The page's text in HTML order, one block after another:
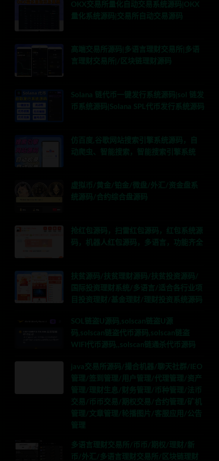
OKX交易所量化自动交易系统源码|OKX
量化系统源码|交易所自动交易源码
高端交易所源码|多语言理财交易所|多语
言理财交易所|/区块链理财源码
Solana 链代币一键发行系统源码|sol 链发
币系统源码|Solana SPL代币发行系统源码
仿百度,谷歌网站搜索引擎系统源码，自
动爬虫、智能搜索，智能搜索引擎系统
虚拟币/黄金/铂金/微盘/外汇/资金盘系
统源码/合约综合盘源码
抢红包源码，扫雷红包源码，红包系统源
码，机器人红包源码，多语言，功能齐全
扶贫源码/扶贫理财源码/扶贫投资源码/
国际投资理财系统/多语言/适合各行业项
目投资理财/基金理财/理财投资系统源码
SOL链盗U源码,solscan链盗U源
码,solscan链盗代币源码,solscan链盗
WIFI代币源码,,solscan链通杀代币源码
java交易所源码/撮合机器/聊天社群/IEO
管理/签到管理/用户管理/代理管理/资产
管理/理财生息/财务管理/币种管理/法币
交易/币币交易/期权交易/合约管理/矿机
管理/文章管理/轮播图片/客服应用/公告
管理
多语言理财交易所/币币/期权/理财/新
币/外汇/多语言理财交易所/区块链理财